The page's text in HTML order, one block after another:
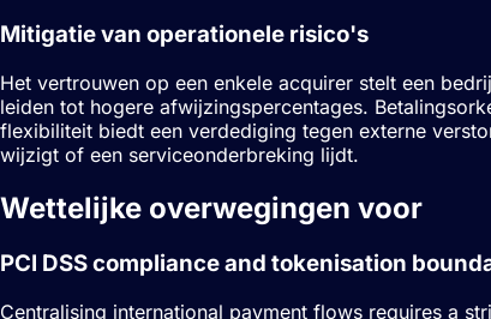
Mitigatie van operationele risico's
Het vertrouwen op een enkele acquirer stelt een
leiden tot hogere afwijzingspercentages.
flexibiliteit biedt een verdediging tegen externe
wijzigt of een serviceonderbreking lijdt.
Wettelijke overwegingen voor
PCI DSS compliance and tokenisation
Centralising international payment flows requires a